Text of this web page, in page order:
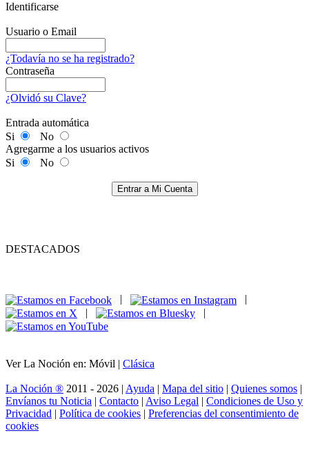
Identificarse
Usuario o Email
¿Todavía no se ha registrado?
Contraseña
¿Olvidó su Clave?
Entrada automática
Si
No
Agregarme a los usuarios activos
Si
No
Entrar a Mi Cuenta
DESTACADOS
|
|
Ver La Noción en: Móvil | Clásica
La Noción ® 2011 - 2026 | Ayuda | Mapa del sitio | Quienes somos |
Envíanos tu Noticia | Contacto | Aviso Legal | Condiciones de Uso y
Privacidad | Política de cookies | Preferencias del consentimiento de
cookies